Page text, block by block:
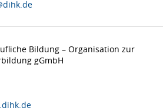
Bildung – Organisation zur
gGmbH